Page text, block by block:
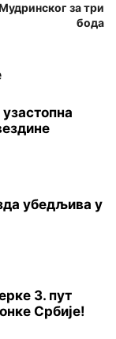
за три
бода
убедљива у
3. пут
Србије!